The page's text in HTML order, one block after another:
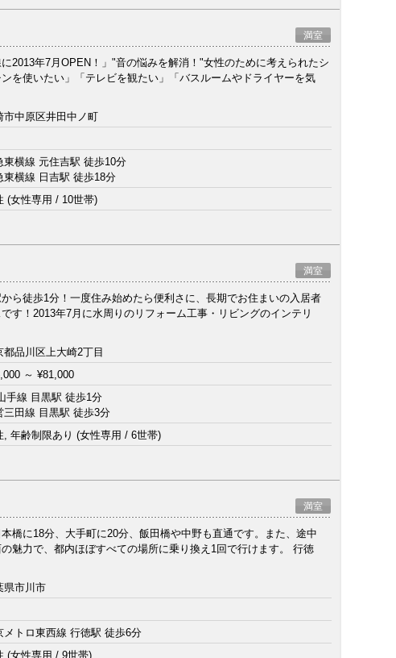
満室
2013年7月OPEN！」"音の悩みを解消！"女性のために考えられたシ
を使いたい」「テレビを観たい」「バスルームやドライヤーを気
市中原区井田中ノ町
東横線 元住吉駅 徒歩10分
東横線 日吉駅 徒歩18分
(女性専用 / 10世帯)
満室
ら徒歩1分！一度住み始めたら便利さに、長期でお住まいの入居者
す！2013年7月に水周りのリフォーム工事・リビングのインテリ
都品川区上大崎2丁目
～¥81,000
手線 目黒駅 徒歩1分
三田線 目黒駅 徒歩3分
, 年齢制限あり (女性専用 / 6世帯)
満室
橋に18分、大手町に20分、飯田橋や中野も直通です。また、途中
魅力で、都内ほぼすべての場所に乗り換え1回で行けます。 行徳
県市川市
メトロ東西線 行徳駅 徒歩6分
(女性専用 / 9世帯)